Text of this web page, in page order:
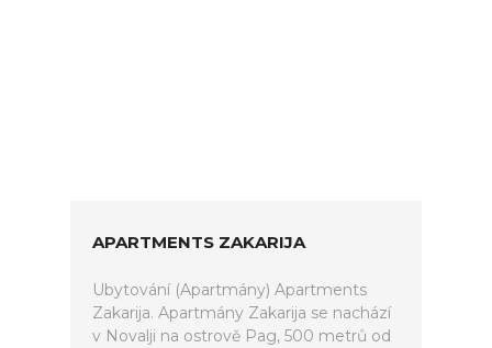
APARTMENTS ZAKARIJA
Ubytování (Apartmány) Apartments
Zakarija. Apartmány Zakarija se nachází
v Novalji na ostrově Pag, 500 metrů od